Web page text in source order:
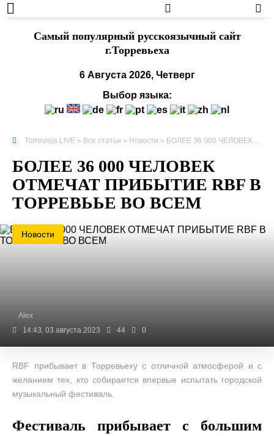
Cамый популярный русскоязычный сайт
г.Торревьеха
6 Августа 2026, Четверг
Выбор языка:
Torrevieja LIVE » Все статьи » Новости » БОЛЕЕ 36 000 ЧЕЛОВЕК ОТМЕЧАТ ПРИБЫТИЕ RBF В ТОРРЕВЬЬЕ ВО ВСЕМ
БОЛЕЕ 36 000 ЧЕЛОВЕК
ОТМЕЧАТ ПРИБЫТИЕ RBF В
ТОРРЕВЬЬЕ ВО ВСЕМ
Новости
Alex
14:43, 03 августа 2023
44 0
RBF прибывает в Торревьеху с отличной атмосферой и с
желанием тех, кто собирается впервые испытать городской
музыкальный фестиваль.
Фестиваль прибывает с большим